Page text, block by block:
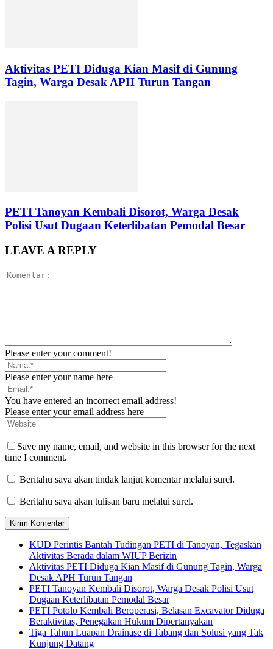
Aktivitas PETI Diduga Kian Masif di Gunung
Tagin, Warga Desak APH Turun Tangan
PETI Tanoyan Kembali Disorot, Warga Desak
Polisi Usut Dugaan Keterlibatan Pemodal Besar
LEAVE A REPLY
Please enter your comment!
Please enter your name here
You have entered an incorrect email address!
Please enter your email address here
Save my name, email, and website in this browser for the next
time I comment.
Beritahu saya akan tindak lanjut komentar melalui surel.
Beritahu saya akan tulisan baru melalui surel.
KUD Perintis Bantah Tudingan PETI di Tanoyan, Tegaskan
Aktivitas Berada dalam WIUP Berizin
Aktivitas PETI Diduga Kian Masif di Gunung Tagin, Warga
Desak APH Turun Tangan
PETI Tanoyan Kembali Disorot, Warga Desak Polisi Usut
Dugaan Keterlibatan Pemodal Besar
PETI Potolo Kembali Beroperasi, Belasan Excavator Diduga
Beraktivitas, Penegakan Hukum Dipertanyakan
Tiga Tahun Luapan Drainase di Tabang dan Solusi yang Tak
Kunjung Datang